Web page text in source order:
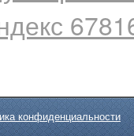
конфиденциальности